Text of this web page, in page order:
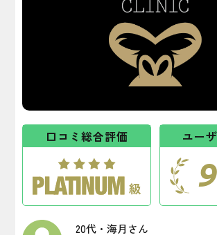
口コミ総合評価 ユー
20代・海月さん